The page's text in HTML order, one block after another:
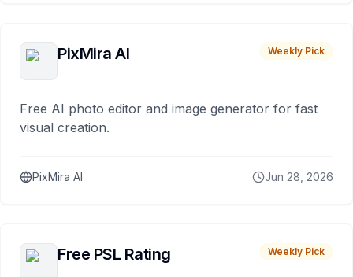
PixMira AI Weekly Pick
Free AI photo editor and image generator for fast
visual creation.
PixMira AI Jun 28, 2026
Free PSL Rating Weekly Pick